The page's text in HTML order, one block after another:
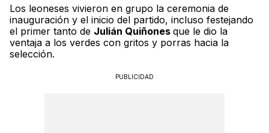
Los leoneses vivieron en grupo la ceremonia de
inauguración y el inicio del partido, incluso festejando
el primer tanto de Julián Quiñones que le dio la
ventaja a los verdes con gritos y porras hacia la
selección.
PUBLICIDAD